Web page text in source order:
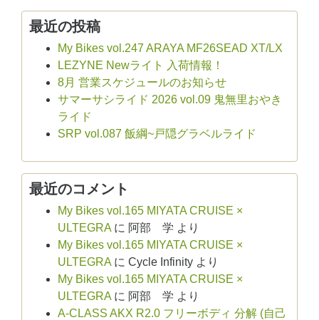
最近の投稿
My Bikes vol.247 ARAYA MF26SEAD XT/LX
LEZYNE Newライト 入荷情報！
8月 営業スケジュールのお知らせ
サマーサシライド 2026 vol.09 鬼無里おやき
ライド
SRP vol.087 飯綱~戸隠グラベルライド
最近のコメント
My Bikes vol.165 MIYATA CRUISE ×
ULTEGRA に 阿部 学 より
My Bikes vol.165 MIYATA CRUISE ×
ULTEGRA に Cycle Infinity より
My Bikes vol.165 MIYATA CRUISE ×
ULTEGRA に 阿部 学 より
A-CLASS AKX R2.0 フリーボディ 分解 (自己